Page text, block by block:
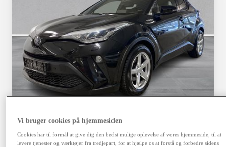
Toyota C-HR
Toyota C-HR 1B SUV 5-dørs 1.8 hybrid (122 hk) aut. gear C-LUB -
Vi bruger cookies på hjemmesiden
Cookies har til formål at give dig den bedst mulige oplevelse af vores hjemmeside, til at
levere tjenester og værktøjer fra tredjepart, for at hjælpe os at forstå og forbedre sidens